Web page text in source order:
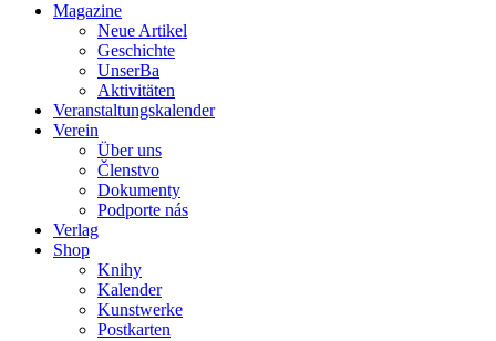
Magazine
Neue Artikel
Geschichte
UnserBa
Aktivitäten
Veranstaltungskalender
Verein
Über uns
Členstvo
Dokumenty
Podporte nás
Verlag
Shop
Knihy
Kalender
Kunstwerke
Postkarten